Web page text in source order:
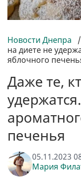
Новости Днепра /
на диете не
яблочного
Даже те,
печенья
05.11.2023
Мария